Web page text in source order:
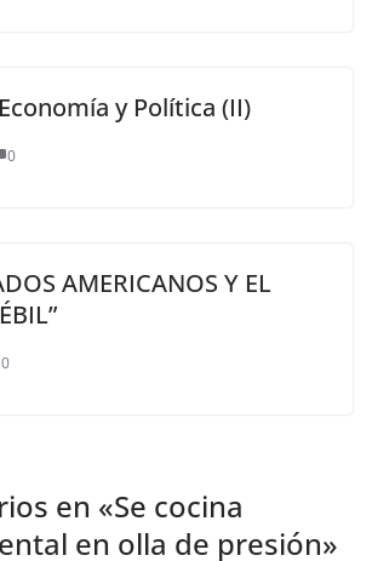
y Política (II)
0
AMERICANOS Y EL
0
en «Se cocina
en olla de presión»